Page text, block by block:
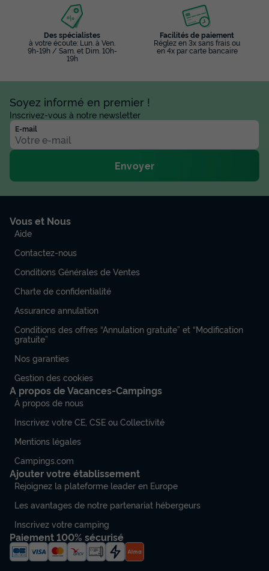
Des spécialistes
à votre écoute: Lun. à Ven.
9h-19h / Sam. et Dim. 10h-
19h
Facilités de paiement
Réglez en 3x sans frais ou
en 4x par carte bancaire
Soyez informé en premier !
Inscrivez-vous à notre newsletter
E-mail
Envoyer
Vous et Nous
Aide
Contactez-nous
Conditions Générales de Ventes
Charte de confidentialité
Assurance annulation
Conditions des offres “Annulation gratuite” et “Modification
gratuite”
Nos garanties
Gestion des cookies
A propos de Vacances-Campings
À propos de nous
Inscrivez votre CE, CSE ou Collectivité
Mentions légales
Campings.com
Ajouter votre établissement
Rejoignez la plateforme leader en Europe
Les avantages de notre partenariat hébergeurs
Inscrivez votre camping
Paiement 100% sécurisé